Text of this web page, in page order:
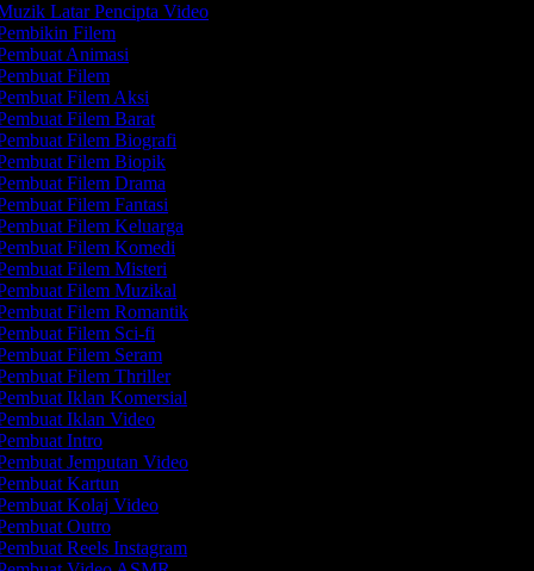
Latar Pencipta Video
Filem
Animasi
Filem
Filem Aksi
Filem Barat
Filem Biografi
Filem Biopik
Filem Drama
Filem Fantasi
Filem Keluarga
Filem Komedi
Filem Misteri
Filem Muzikal
Filem Romantik
Filem Sci-fi
Filem Seram
Filem Thriller
Iklan Komersial
Iklan Video
Intro
Jemputan Video
Kartun
Kolaj Video
Outro
Reels Instagram